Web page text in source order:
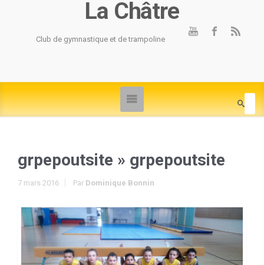
La Châtre
Club de gymnastique et de trampoline
grpepoutsite » grpepoutsite
7 mars 2016 Par Dominique Bonnin